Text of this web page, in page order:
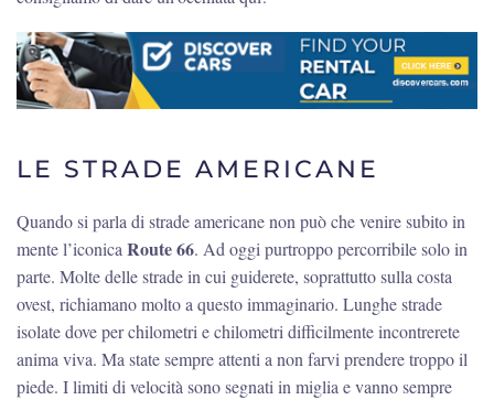
LE STRADE AMERICANE
Quando si parla di strade americane non può che venire subito in
mente l’iconica Route 66. Ad oggi purtroppo percorribile solo in
parte. Molte delle strade in cui guiderete, soprattutto sulla costa
ovest, richiamano molto a questo immaginario. Lunghe strade
isolate dove per chilometri e chilometri difficilmente incontrerete
anima viva. Ma state sempre attenti a non farvi prendere troppo il
piede. I limiti di velocità sono segnati in miglia e vanno sempre